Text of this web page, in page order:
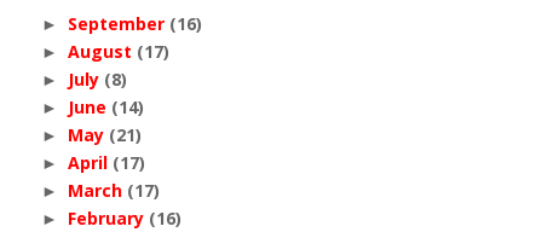
► September (16)
► August (17)
► July (8)
► June (14)
► May (21)
► April (17)
► March (17)
► February (16)